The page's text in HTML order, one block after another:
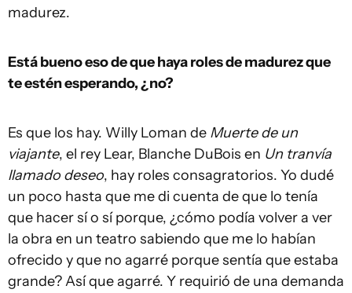
madurez.
Está bueno eso de que haya roles de madurez que
te estén esperando, ¿no?
Es que los hay. Willy Loman de Muerte de un
viajante, el rey Lear, Blanche DuBois en Un tranvía
llamado deseo, hay roles consagratorios. Yo dudé
un poco hasta que me di cuenta de que lo tenía
que hacer sí o sí porque, ¿cómo podía volver a ver
la obra en un teatro sabiendo que me lo habían
ofrecido y que no agarré porque sentía que estaba
grande? Así que agarré. Y requirió de una demanda